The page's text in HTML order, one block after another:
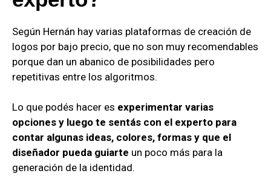
Según Hernán hay varias plataformas de creación de
logos por bajo precio, que no son muy recomendables
porque dan un abanico de posibilidades pero
repetitivas entre los algoritmos.
Lo que podés hacer es experimentar varias
opciones y luego te sentás con el experto para
contar algunas ideas, colores, formas y que el
diseñador pueda guiarte un poco más para la
generación de la identidad.